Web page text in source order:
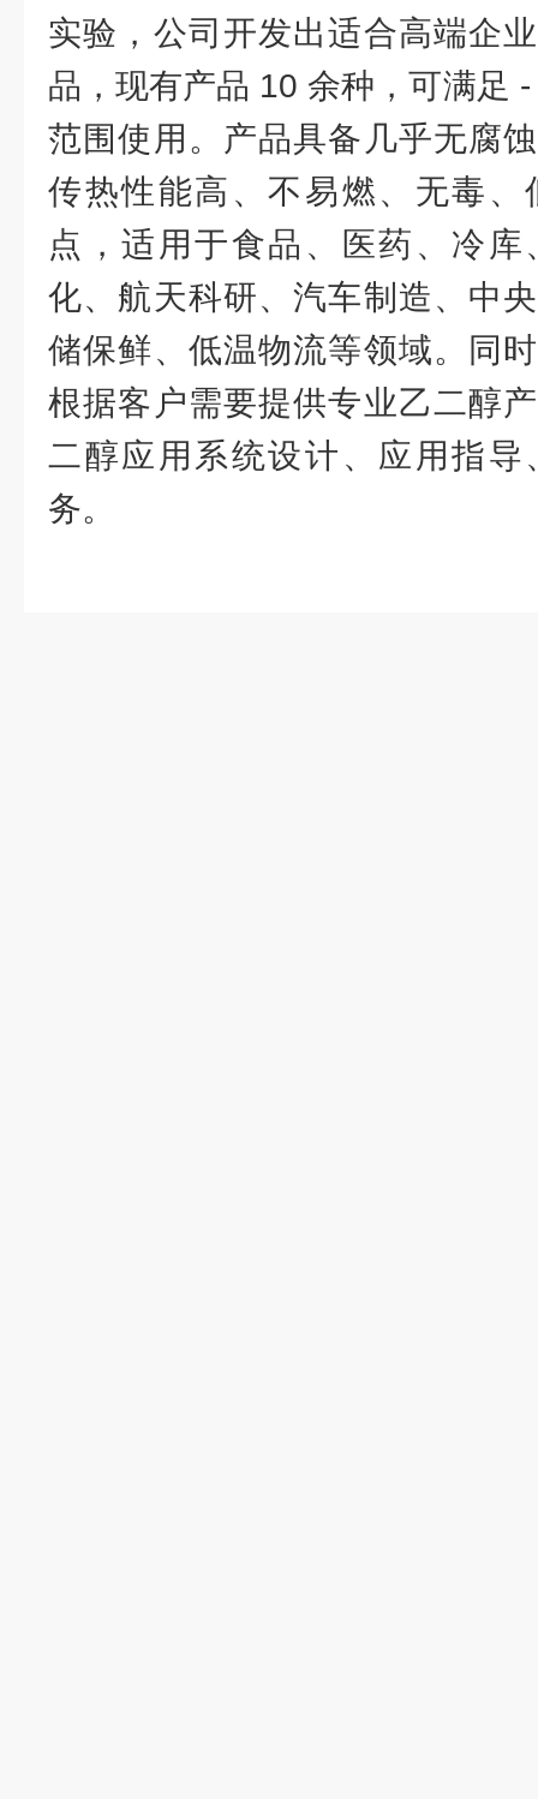
实验，公司开发出适合高端企
品，现有产品 10 余种，可满足
范围使用。产品具备几乎无腐
传热性能高、不易燃、无毒、
点，适用于食品、医药、冷
化、航天科研、汽车制造、中
储保鲜、低温物流等领域。同
根据客户需要提供专业乙二醇
二醇应用系统设计、应用指导
务。